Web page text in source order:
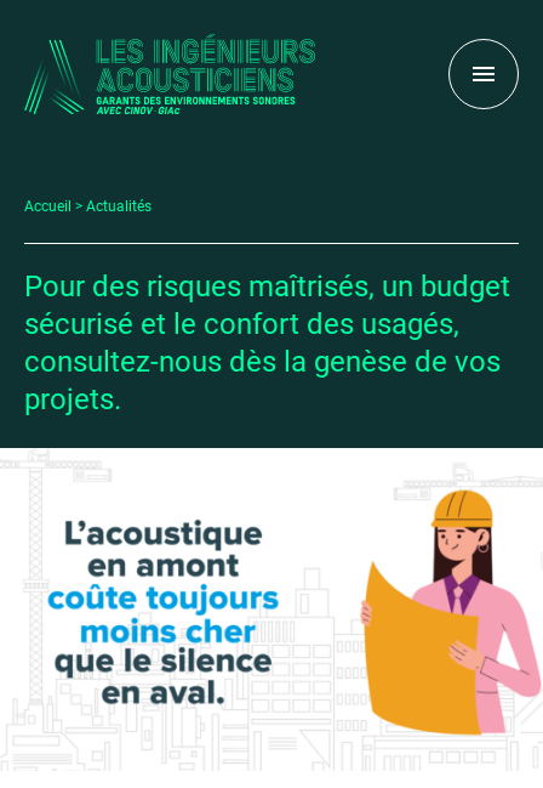
Accueil Actualités
Pour des risques maîtrisés, un budget
sécurisé et le confort des usagés,
consultez-nous dès la genèse de vos
projets.